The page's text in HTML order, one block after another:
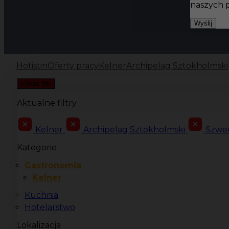
HotistinOferty pracy KelnerArchipelag Sztokholmski
Pokaż filtr
Aktualne filtry
Kelner Archipelag Sztokholmski
Kategorie
Gastronomia
Kelner
Kuchnia
Hotelarstwo
Lokalizacja
naszych
Wyślij